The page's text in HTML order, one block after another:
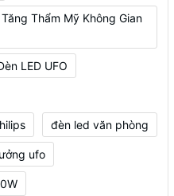
Thẩm Mỹ Không Gian
LED UFO
đèn led văn phòng
ufo